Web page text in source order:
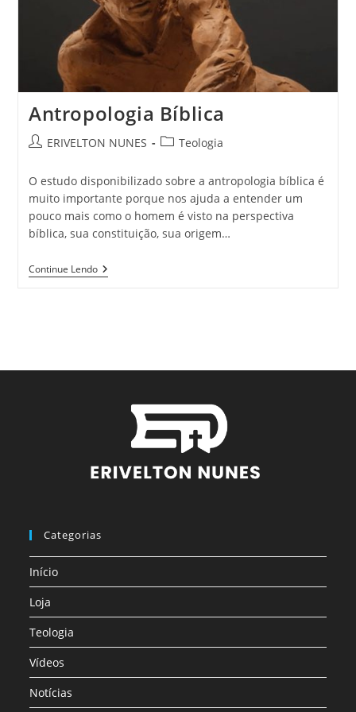
Antropologia Bíblica
ERIVELTON NUNES Teologia
O estudo disponibilizado sobre a antropologia bíblica é
muito importante porque nos ajuda a entender um
pouco mais como o homem é visto na perspectiva
bíblica, sua constituição, sua origem…
Continue Lendo
Categorias
Início
Loja
Teologia
Vídeos
Notícias